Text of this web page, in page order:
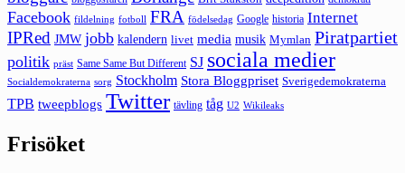
Facebook fildelning fotboll FRA födelsedag Google historia Internet
IPRed JMW jobb kalendern livet media musik Mymlan Piratpartiet
politik präst Same Same But Different SJ sociala medier
Socialdemokraterna sorg Stockholm Stora Bloggpriset Sverigedemokraterna
TPB tweepblogs Twitter tävling tåg U2 Wikileaks
Frisöket